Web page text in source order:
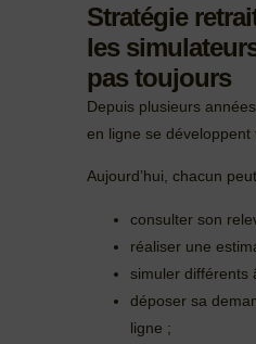
Stratégie
les
pas toujours
Depuis plusieurs
en ligne se développent
Aujourd’hui, chacun
consulter son
réaliser une
simuler différents
déposer sa
ligne ;